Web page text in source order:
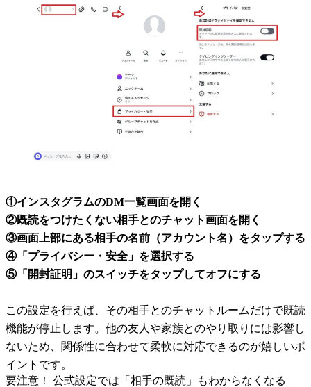
①インスタグラムのDM一覧画面を開く
②既読をつけたくない相手とのチャット画面を開く
③画面上部にある相手の名前（アカウント名）をタップする
④「プライバシー・安全」を選択する
⑤「開封証明」のスイッチをタップしてオフにする
この設定を行えば、その相手とのチャットルームだけで既読
機能が停止します。他の友人や家族とのやり取りには影響し
ないため、関係性に合わせて柔軟に対応できるのが嬉しいポ
イントです。
要注意！ 公式設定では「相手の既読」もわからなくなる